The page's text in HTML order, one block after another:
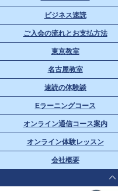
ビジネス速読
ご入会の流れとお支払方法
東京教室
名古屋教室
速読の体験談
Eラーニングコース
オンライン通信コース案内
オンライン体験レッスン
会社概要